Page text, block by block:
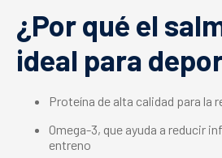
¿Por qué el
ideal para
Proteína de alta calidad para la
Omega-3, que ayuda a reducir
entreno